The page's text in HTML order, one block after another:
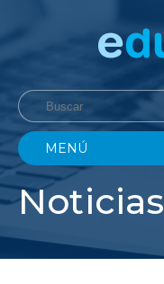
MENÚ
Noticias